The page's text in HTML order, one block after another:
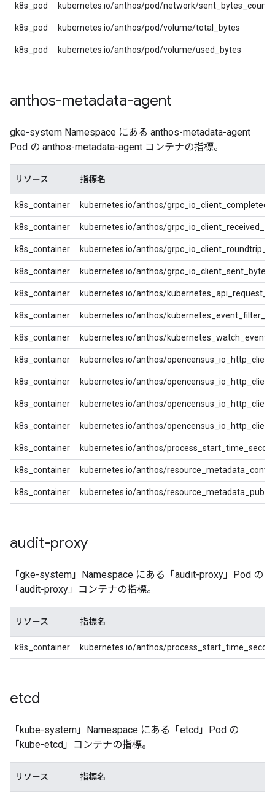
k8s_pod kubernetes.io/anthos/pod/network/sent_bytes_count
k8s_pod kubernetes.io/anthos/pod/volume/total_bytes
k8s_pod kubernetes.io/anthos/pod/volume/used_bytes
anthos-metadata-agent
gke-system Namespace にある anthos-metadata-agent
Pod の anthos-metadata-agent コンテナの指標。
リソース 指標名
k8s_container kubernetes.io/anthos/
k8s_container kubernetes.io/anthos/
k8s_container kubernetes.io/anthos/
k8s_container kubernetes.io/anthos/
k8s_container kubernetes.io/anthos/
k8s_container kubernetes.io/anthos/
k8s_container kubernetes.io/anthos/
k8s_container kubernetes.io/anthos/
k8s_container kubernetes.io/anthos/
k8s_container kubernetes.io/anthos/
k8s_container kubernetes.io/anthos/
k8s_container kubernetes.io/anthos/
k8s_container kubernetes.io/anthos/
k8s_container kubernetes.io/anthos/
audit-proxy
「gke-system」Namespace にある「audit-proxy」Pod の
「audit-proxy」コンテナの指標。
リソース 指標名
k8s_container kubernetes.io/anthos/
etcd
「kube-system」Namespace にある「etcd」Pod の
「kube-etcd」コンテナの指標。
リソース 指標名